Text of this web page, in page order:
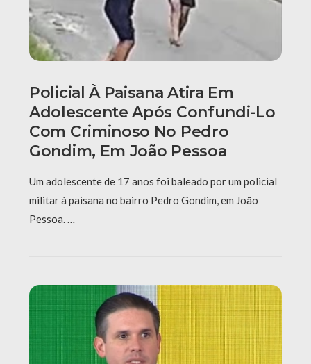
Policial À Paisana Atira Em
Adolescente Após Confundi-Lo
Com Criminoso No Pedro
Gondim, Em João Pessoa
Um adolescente de 17 anos foi baleado por um policial
militar à paisana no bairro Pedro Gondim, em João
Pessoa. …